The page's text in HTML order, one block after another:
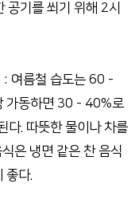
공기를 쐬기 위해 2시
: 여름철 습도는 60 -
가동하면 30 - 40%로
다. 따뜻한 물이나 차를
은 냉면 같은 찬 음식
좋다.